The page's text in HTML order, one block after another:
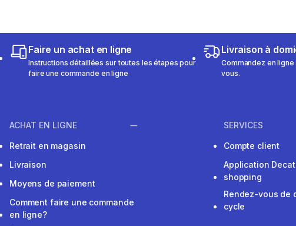
Faire un achat en ligne
Instructions détaillées sur toutes les étapes pour
faire une commande en ligne
Livraison à
Commandez en
vous.
ACHAT EN LIGNE
Retrait en magasin
Livraison
Moyens de paiement
Comment faire une commande
en ligne?
SERVICES
Compte client
Application
shopping
Rendez-vous de
cycle